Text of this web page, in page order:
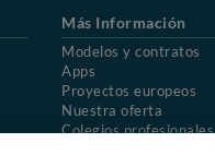
Más Información
Modelos y contratos
Apps
Proyectos europeos
Nuestra oferta
Colegios profesionales